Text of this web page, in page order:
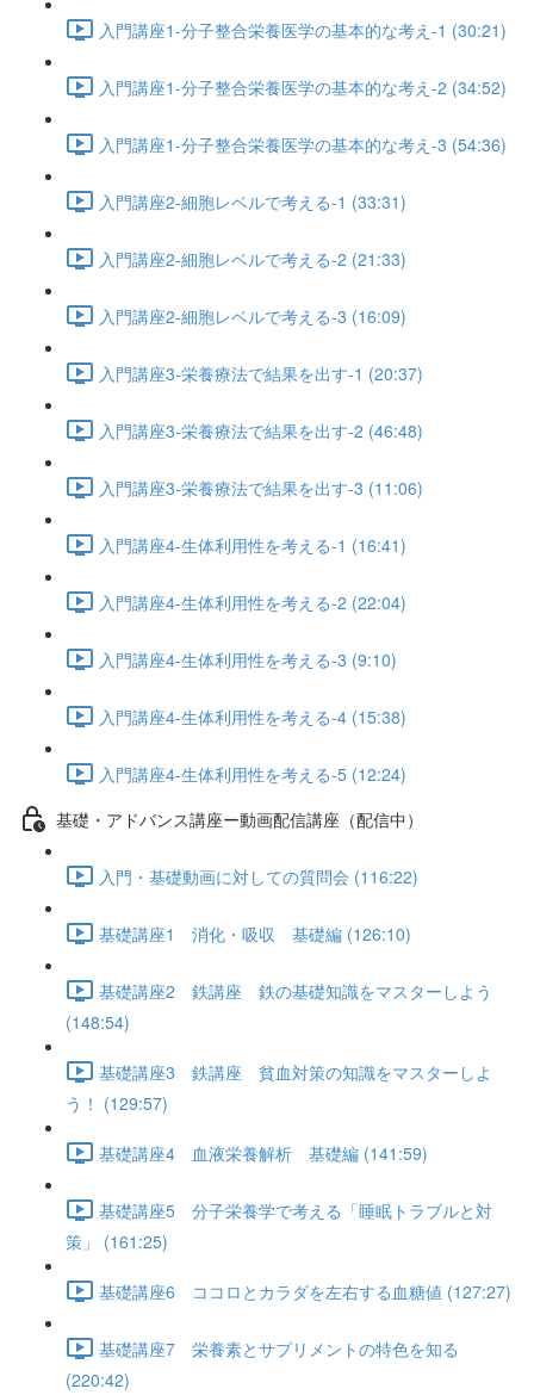
入門講座1-分子整合栄養医学の基本的な考え-1 (30:21)
入門講座1-分子整合栄養医学の基本的な考え-2 (34:52)
入門講座1-分子整合栄養医学の基本的な考え-3 (54:36)
入門講座2-細胞レベルで考える-1 (33:31)
入門講座2-細胞レベルで考える-2 (21:33)
入門講座2-細胞レベルで考える-3 (16:09)
入門講座3-栄養療法で結果を出す-1 (20:37)
入門講座3-栄養療法で結果を出す-2 (46:48)
入門講座3-栄養療法で結果を出す-3 (11:06)
入門講座4-生体利用性を考える-1 (16:41)
入門講座4-生体利用性を考える-2 (22:04)
入門講座4-生体利用性を考える-3 (9:10)
入門講座4-生体利用性を考える-4 (15:38)
入門講座4-生体利用性を考える-5 (12:24)
基礎・アドバンス講座ー動画配信講座（配信中）
入門・基礎動画に対しての質問会 (116:22)
基礎講座1 消化・吸収 基礎編 (126:10)
基礎講座2 鉄講座 鉄の基礎知識をマスターしよう
(148:54)
基礎講座3 鉄講座 貧血対策の知識をマスターしよ
う！ (129:57)
基礎講座4 血液栄養解析 基礎編 (141:59)
基礎講座5 分子栄養学で考える「睡眠トラブルと対
策」 (161:25)
基礎講座6 ココロとカラダを左右する血糖値 (127:27)
基礎講座7 栄養素とサプリメントの特色を知る
(220:42)